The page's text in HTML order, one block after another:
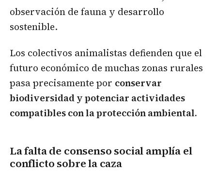
observación de fauna y desarrollo
sostenible.
Los colectivos animalistas defienden que el
futuro económico de muchas zonas rurales
pasa precisamente por conservar
biodiversidad y potenciar actividades
compatibles con la protección ambiental.
La falta de consenso social amplía el
conflicto sobre la caza